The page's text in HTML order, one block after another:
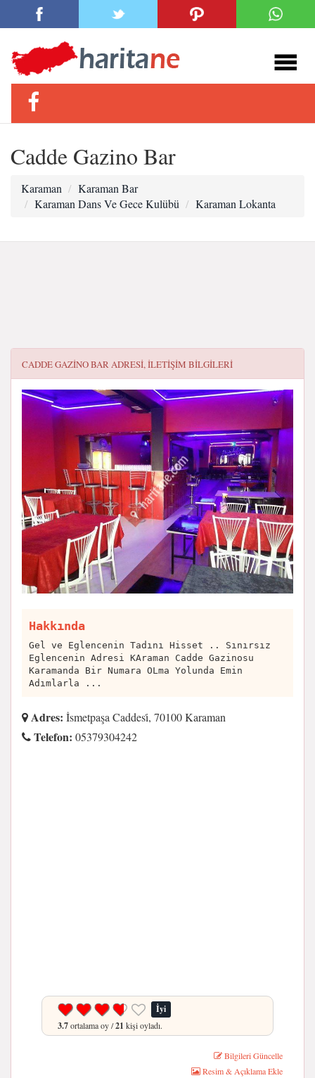
Cadde Gazino Bar
Karaman
Karaman Bar
Karaman Dans Ve Gece Kulübü
Karaman Lokanta
CADDE GAZINO BARADRESI, ILETIŞIM BILGILERI
Hakkında
Gel ve Eglencenin Tadını Hisset .. Sınırsız
Eglencenin Adresi KAraman Cadde Gazinosu
Karamanda Bir Numara OLma Yolunda Emin
Adımlarla ...
Adres: İsmetpaşa Caddesi̇, 70100 Karaman
Telefon: 05379304242
İyi
3.7ortalama oy /21 kişi oyladı.
Bilgileri Güncelle
Resim & Açıklama Ekle